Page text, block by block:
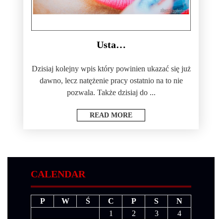
Usta…
Dzisiaj kolejny wpis który powinien ukazać się już
dawno, lecz natężenie pracy ostatnio na to nie
pozwala. Także dzisiaj do ...
READ MORE
CALENDAR
P W Ś C P S
N
1
2 3
4